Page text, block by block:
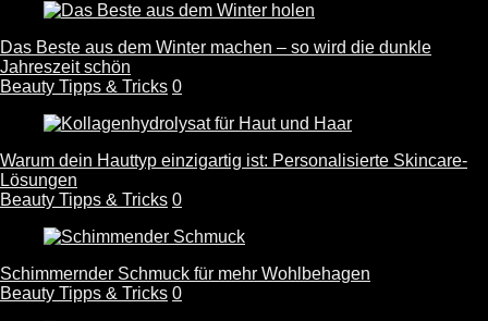
Das Beste aus dem Winter machen – so wird die dunkle
Jahreszeit schön
Beauty Tipps & Tricks 0
Warum dein Hauttyp einzigartig ist: Personalisierte Skincare-
Lösungen
Beauty Tipps & Tricks 0
Schimmernder Schmuck für mehr Wohlbehagen
Beauty Tipps & Tricks 0